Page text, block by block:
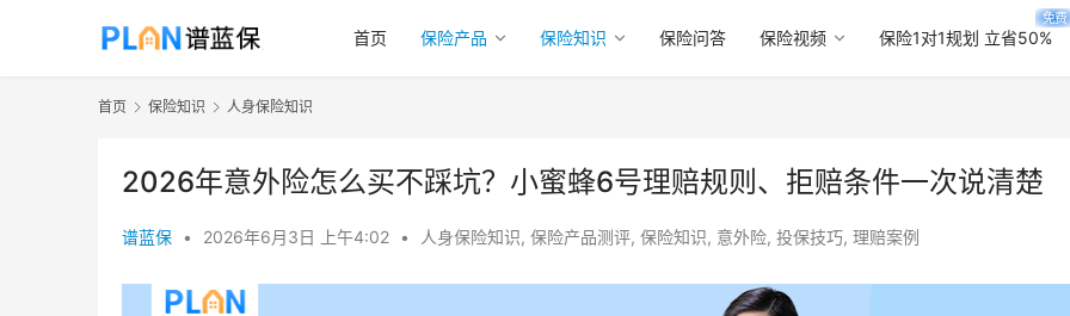
首页 保险产品 保险知识 保险问答 保险视频 保险1对1规划 立省50%
免费
首页 保险知识 人身保险知识
2026年意外险怎么买不踩坑？小蜜蜂6号理赔规则、拒赔条件一次说清楚
谱蓝保 • 2026年6月3日 上午4:02 • 人身保险知识, 保险产品测评, 保险知识, 意外险, 投保技巧, 理赔案例